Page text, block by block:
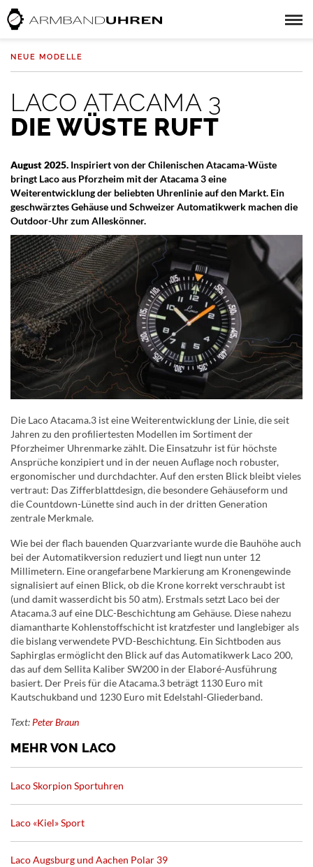
NEUE MODELLE
LACO ATACAMA 3
DIE WÜSTE RUFT
August 2025. Inspiriert von der Chilenischen Atacama-Wüste
bringt Laco aus Pforzheim mit der Atacama 3 eine
Weiterentwicklung der beliebten Uhrenlinie auf den Markt. Ein
geschwärztes Gehäuse und Schweizer Automatikwerk machen die
Outdoor-Uhr zum Alleskönner.
Die Laco Atacama.3 ist eine Weiterentwicklung der Linie, die seit
Jahren zu den profiliertesten Modellen im Sortiment der
Pforzheimer Uhrenmarke zählt. Die Einsatzuhr ist für höchste
Ansprüche konzipiert und in der neuen Auflage noch robuster,
ergonomischer und durchdachter. Auf den ersten Blick bleibt vieles
vertraut: Das Zifferblattdesign, die besondere Gehäuseform und
die Countdown-Lünette sind auch in der dritten Generation
zentrale Merkmale.
Wie bei der flach bauenden Quarzvariante wurde die Bauhöhe auch
bei der Automatikversion reduziert und liegt nun unter 12
Millimetern. Eine orangefarbene Markierung am Kronengewinde
signalisiert auf einen Blick, ob die Krone korrekt verschraubt ist
(und damit wasserdicht bis 50 atm). Erstmals setzt Laco bei der
Atacama.3 auf eine DLC-Beschichtung am Gehäuse. Diese nahezu
diamantharte Kohlenstoffschicht ist kratzfester und langlebiger als
die bislang verwendete PVD-Beschichtung. Ein Sichtboden aus
Saphirglas ermöglicht den Blick auf das Automatikwerk Laco 200,
das auf dem Sellita Kaliber SW200 in der Elaboré-Ausführung
basiert. Der Preis für die Atacama.3 beträgt 1130 Euro mit
Kautschukband und 1230 Euro mit Edelstahl-Gliederband.
Text: Peter Braun
MEHR VON LACO
Laco Skorpion Sportuhren
Laco «Kiel» Sport
Laco Augsburg und Aachen Polar 39